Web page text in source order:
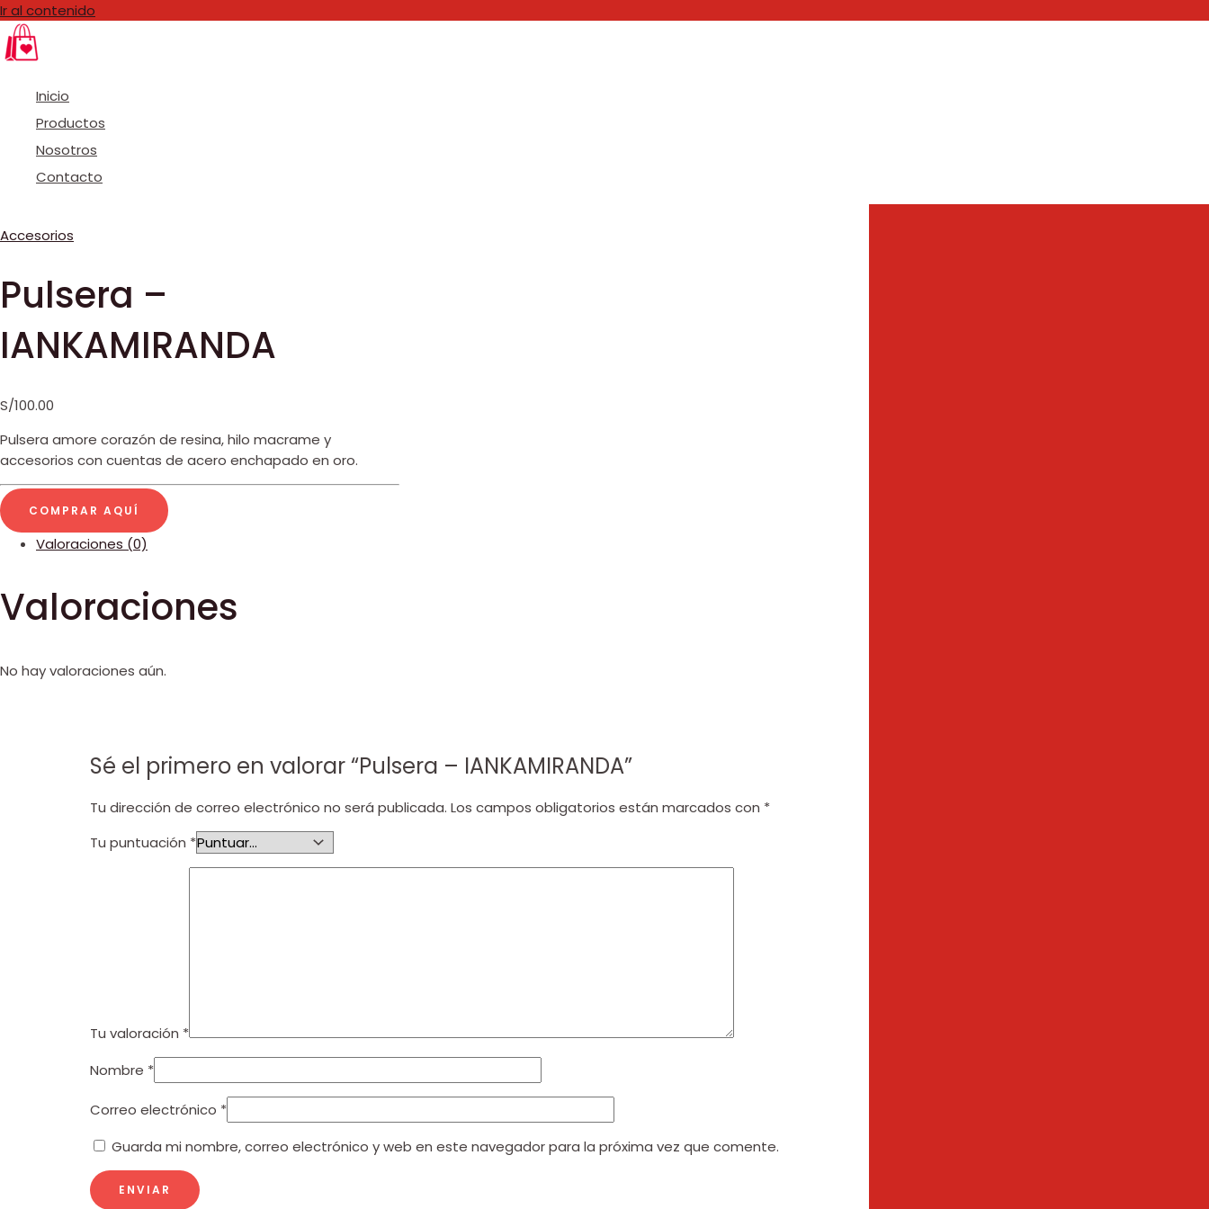
Ir al contenido
Inicio
Productos
Nosotros
Contacto
Accesorios
Pulsera –
IANKAMIRANDA
S/100.00
Pulsera amore corazón de resina, hilo macrame y
accesorios con cuentas de acero enchapado en oro.
COMPRAR AQUÍ
Valoraciones (0)
Valoraciones
No hay valoraciones aún.
Sé el primero en valorar “Pulsera – IANKAMIRANDA”
Tu dirección de correo electrónico no será publicada. Los campos obligatorios están marcados con *
Tu puntuación *
Tu valoración *
Nombre *
Correo electrónico *
Guarda mi nombre, correo electrónico y web en este navegador para la próxima vez que comente.